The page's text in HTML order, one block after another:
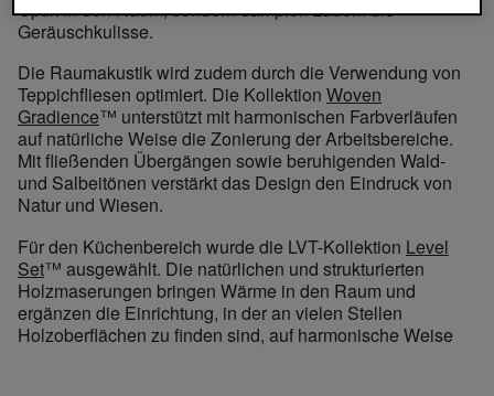
Optik in den Raum, sondern dämpfen zudem die
Geräuschkulisse.
Die Raumakustik wird zudem durch die Verwendung von
Teppichfliesen optimiert. Die Kollektion Woven
Gradience™ unterstützt mit harmonischen Farbverläufen
auf natürliche Weise die Zonierung der Arbeitsbereiche.
Mit fließenden Übergängen sowie beruhigenden Wald-
und Salbeitönen verstärkt das Design den Eindruck von
Natur und Wiesen.
Für den Küchenbereich wurde die LVT-Kollektion Level
Set™ ausgewählt. Die natürlichen und strukturierten
Holzmaserungen bringen Wärme in den Raum und
ergänzen die Einrichtung, in der an vielen Stellen
Holzoberflächen zu finden sind, auf harmonische Weise